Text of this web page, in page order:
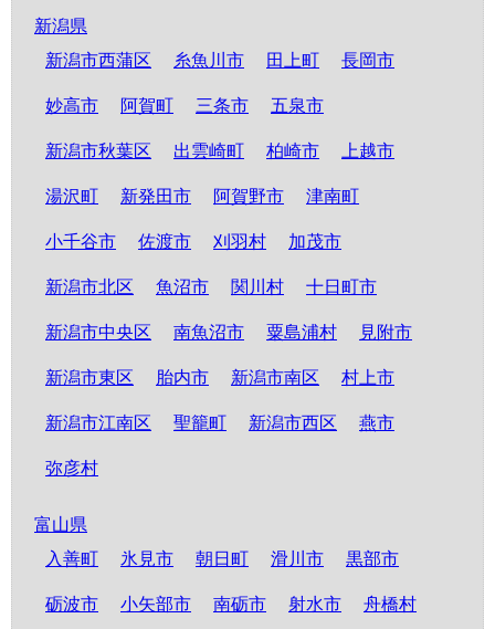
新潟県
新潟市西蒲区
糸魚川市 田上町 長岡市
妙高市 阿賀町 三条市 五泉市
新潟市秋葉区 出雲崎町 柏崎市 上越市
湯沢町 新発田市 阿賀野市 津南町
小千谷市 佐渡市 刈羽村 加茂市
新潟市北区 魚沼市 関川村 十日町市
新潟市中央区 南魚沼市 粟島浦村 見附市
新潟市東区 胎内市 新潟市南区 村上市
新潟市江南区 聖籠町 新潟市西区 燕市
弥彦村
富山県
入善町
氷見市 朝日町 滑川市 黒部市
砺波市 小矢部市 南砺市 射水市 舟橋村